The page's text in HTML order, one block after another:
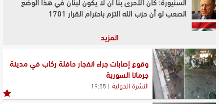
الصعب لو أن حزب الله التزم باحترام القرار 1701
كيف تعيد التحولات الإقليمية رسم معادلة القوة في لبنان؟
لبنان بين خرائط النفوذ... عندما تتقدّم الجغرافيا على السياسة
مفاوضات روما: رؤية حول الواقع والمتوقع
المزيد
وقوع إصابات جراء انفجار حافلة ركاب في مدينة
جرمانا السورية
النشرة الدولية 19:55